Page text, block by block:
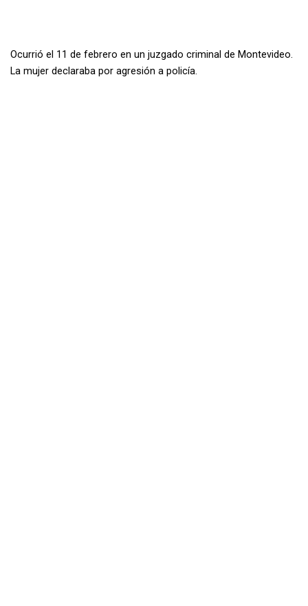
Ocurrió el 11 de febrero en un juzgado criminal de Montevideo.
La mujer declaraba por agresión a policía.